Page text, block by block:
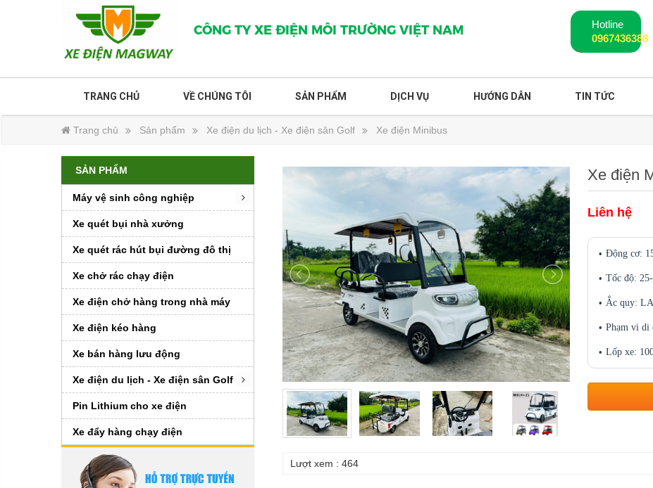
CÔNG TY XE ĐIỆN MÔI TRƯỜNG VIỆT NAM
Hotline
0967436388
TRANG CHỦ VỀ CHÚNG TÔI SẢN PHẨM DỊCH VỤ HƯỚNG DẪN TIN TỨC
Trang chủ Sản phẩm Xe điện du lịch - Xe điện sân Golf Xe điện Minibus
SẢN PHẨM
Máy vệ sinh công nghiệp
Xe quét bụi nhà xưởng
Xe quét rác hút bụi đường đô thị
Xe chở rác chạy điện
Xe điện chở hàng trong nhà máy
Xe điện kéo hàng
Xe bán hàng lưu động
Xe điện du lịch - Xe điện sân Golf
Pin Lithium cho xe điện
Xe đẩy hàng chạy điện
Xe điện
Liên hệ
Động cơ:
Tốc độ:
Ắc quy:
Phạm vi di
Lốp xe:
Lượt xem : 464